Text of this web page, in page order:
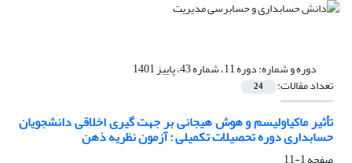
دوره و شماره:دوره 11، شماره 43، پاییز 1401
تعداد مقالات: 24
تأثیر ماکیاولیسم و هوش هیجانی بر جهت گیری اخلاقی دانشجویان
حسابداری دوره تحصیلات تکمیلی : آزمون نظریه ذهن